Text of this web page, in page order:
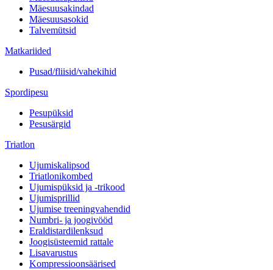
Mäesuusakindad
Mäesuusasokid
Talvemütsid
Matkariided
Pusad/fliisid/vahekihid
Spordipesu
Pesupüksid
Pesusärgid
Triatlon
Ujumiskalipsod
Triatlonikombed
Ujumispüksid ja -trikood
Ujumisprillid
Ujumise treeningvahendid
Numbri- ja joogivööd
Eraldistardilenksud
Joogisüsteemid rattale
Lisavarustus
Kompressioonsäärised